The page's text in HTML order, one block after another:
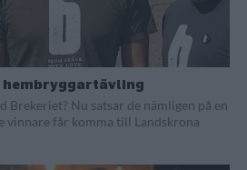
hembryggartävling
Brekeriet? Nu satsar de nämligen på en
vinnare får komma till Landskrona